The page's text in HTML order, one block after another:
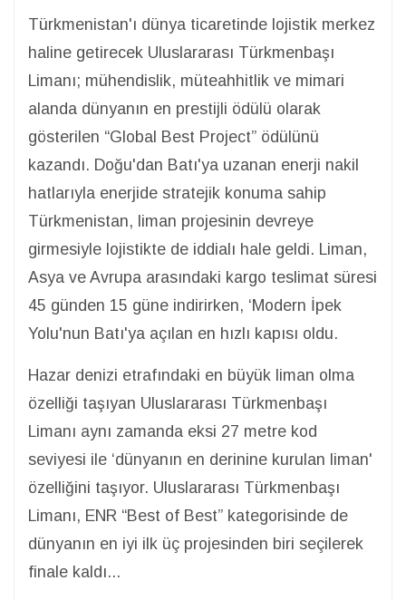
Türkmenistan'ı dünya ticaretinde lojistik merkez
haline getirecek Uluslararası Türkmenbaşı
Limanı; mühendislik, müteahhitlik ve mimari
alanda dünyanın en prestijli ödülü olarak
gösterilen “Global Best Project” ödülünü
kazandı. Doğu'dan Batı'ya uzanan enerji nakil
hatlarıyla enerjide stratejik konuma sahip
Türkmenistan, liman projesinin devreye
girmesiyle lojistikte de iddialı hale geldi. Liman,
Asya ve Avrupa arasındaki kargo teslimat süresi
45 günden 15 güne indirirken, ‘Modern İpek
Yolu'nun Batı'ya açılan en hızlı kapısı oldu.
Hazar denizi etrafındaki en büyük liman olma
özelliği taşıyan Uluslararası Türkmenbaşı
Limanı aynı zamanda eksi 27 metre kod
seviyesi ile ‘dünyanın en derinine kurulan liman'
özelliğini taşıyor. Uluslararası Türkmenbaşı
Limanı, ENR “Best of Best” kategorisinde de
dünyanın en iyi ilk üç projesinden biri seçilerek
finale kaldı...